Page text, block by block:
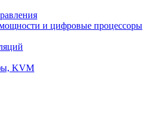
и цифровые процессоры
KVM